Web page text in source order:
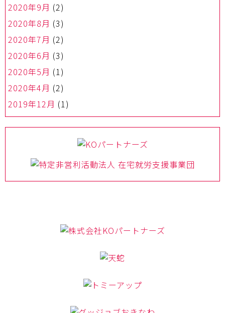
2020年9月 (2)
2020年8月 (3)
2020年7月 (2)
2020年6月 (3)
2020年5月 (1)
2020年4月 (2)
2019年12月 (1)